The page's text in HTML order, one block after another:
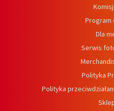
Program
Dla
Serwis
Polityka
Polityka